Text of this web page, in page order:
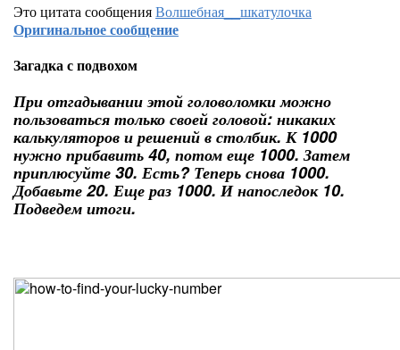
Это цитата сообщенияВолшебная__шкатулочка
Оригинальное сообщение
Загадка с подвохом
При отгадывании этой головоломки можно
пользоваться только своей головой: никаких
калькуляторов и решений в столбик. К 1000
нужно прибавить 40, потом еще 1000. Затем
приплюсуйте 30. Есть? Теперь снова 1000.
Добавьте 20. Еще раз 1000. И напоследок 10.
Подведем итоги.